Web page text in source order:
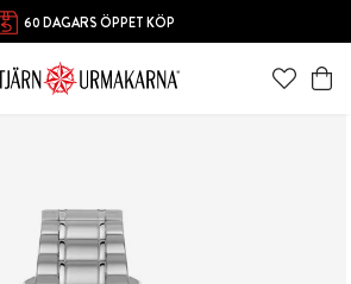
60 DAGARS ÖPPET KÖP